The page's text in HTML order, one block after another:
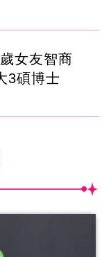
女友智商
3碩博士